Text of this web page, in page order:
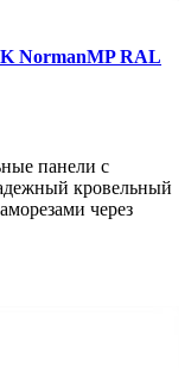
NormanMP RAL
панели с
кровельный
через